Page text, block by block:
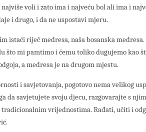
voli i zato ima i najveću bol ali ima i
i drugo, i da ne uspostavi mjeru.
istaći riječ medresa, naša bosanska
što mi pamtimo i čemu toliko dugujemo kao
a medresa je na drugom mjestu.
i savjetovanja, pogotovo nema velikog
da savjetujete svoju djecu, razgovarajte s
vrijednostima. Rađati, učiti i